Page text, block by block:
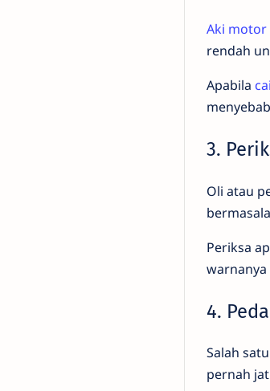
Aki motor
rendah
Apabila
3.
Oli atau
Periksa
4.
Salah satu
pernah